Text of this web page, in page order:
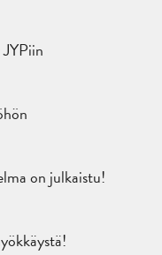
on julkaistu!